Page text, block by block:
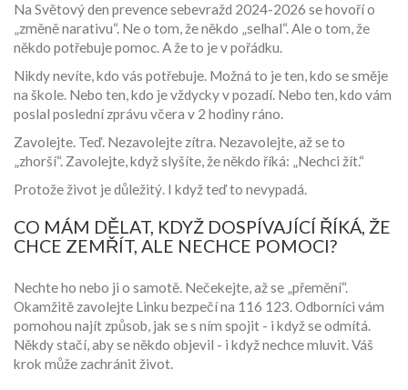
Na Světový den prevence sebevražd 2024-2026 se hovoří o
„změně narativu“. Ne o tom, že někdo „selhal“. Ale o tom, že
někdo potřebuje pomoc. A že to je v pořádku.
Nikdy nevíte, kdo vás potřebuje. Možná to je ten, kdo se směje
na škole. Nebo ten, kdo je vždycky v pozadí. Nebo ten, kdo vám
poslal poslední zprávu včera v 2 hodiny ráno.
Zavolejte. Teď. Nezavolejte zítra. Nezavolejte, až se to
„zhorší“. Zavolejte, když slyšíte, že někdo říká: „Nechci žít.“
Protože život je důležitý. I když teď to nevypadá.
CO MÁM DĚLAT, KDYŽ DOSPÍVAJÍCÍ ŘÍKÁ, ŽE
CHCE ZEMŘÍT, ALE NECHCE POMOCI?
Nechte ho nebo ji o samotě. Nečekejte, až se „přemění“.
Okamžitě zavolejte Linku bezpečí na 116 123. Odborníci vám
pomohou najít způsob, jak se s ním spojit - i když se odmítá.
Někdy stačí, aby se někdo objevil - i když nechce mluvit. Váš
krok může zachránit život.